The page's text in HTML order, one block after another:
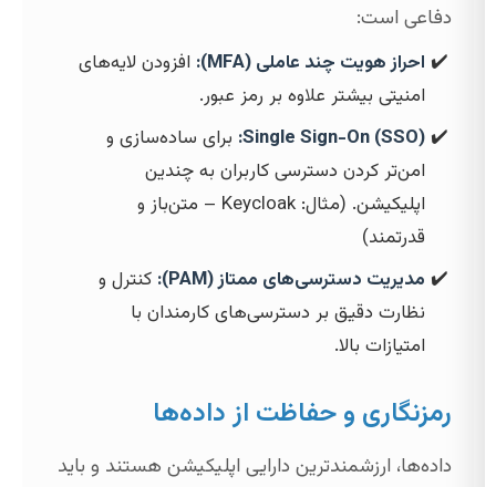
دفاعی است:
احراز هویت چند عاملی (MFA):
افزودن لایه‌های
امنیتی بیشتر علاوه بر رمز عبور.
Single Sign-On (SSO): برای ساده‌سازی و
امن‌تر کردن دسترسی کاربران به چندین
اپلیکیشن. (مثال: Keycloak – متن‌باز و
قدرتمند)
مدیریت دسترسی‌های ممتاز (PAM):
کنترل و
نظارت دقیق بر دسترسی‌های کارمندان با
امتیازات بالا.
رمزنگاری و حفاظت از داده‌ها
داده‌ها، ارزشمندترین دارایی اپلیکیشن هستند و باید